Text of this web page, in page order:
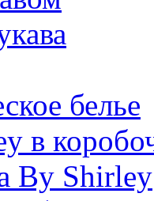
белье
в
By Shirley